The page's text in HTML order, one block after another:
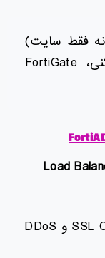
فقط سایت)
رو در برابر حملات محافظت کنی، FortiGate
Load
افزایش امنیت با ترکیب SSL Offloading و DDoS